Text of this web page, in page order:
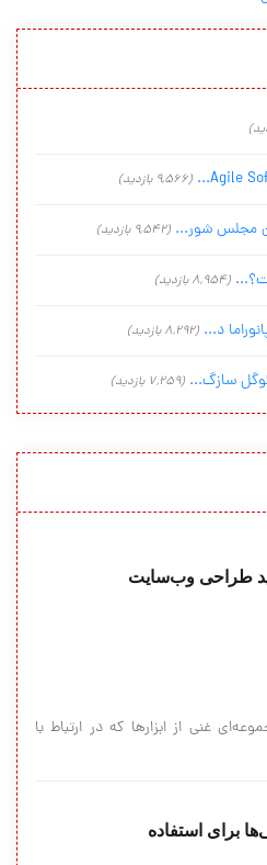
(9,566 بازدید)
مجلس شور... (9,542 بازدید)
(8,954 بازدید)
د... (8,292 بازدید)
(7,259 بازدید)
جدید طراحی وب‌سایت
غنی از ابزارها که در ارتباط با
برای استفاده